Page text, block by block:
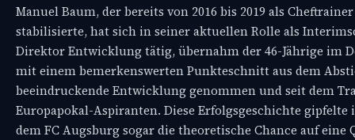
Manuel Baum, der bereits von 2016 bis 2019 als
stabilisierte, hat sich in seiner aktuellen Rolle als
Direktor Entwicklung tätig, übernahm der 46-Jährige im
mit einem bemerkenswerten Punkteschnitt aus dem
beeindruckende Entwicklung genommen und seit dem
Europapokal-Aspiranten. Diese Erfolgsgeschichte
dem FC Augsburg sogar die theoretische Chance auf